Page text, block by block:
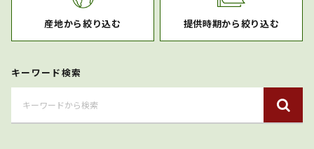
産地から絞り込む 提供時期から絞り込む
キーワード検索